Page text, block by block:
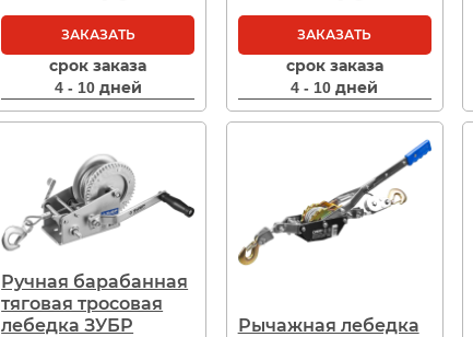
ЗАКАЗАТЬ
срок заказа
4 - 10 дней
ЗАКАЗАТЬ
срок заказа
4 - 10 дней
Ручная барабанная
тяговая тросовая
лебедка ЗУБР
Рычажная лебедка